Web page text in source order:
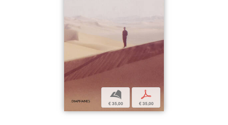
b
€ 35,00
p
€ 35,00